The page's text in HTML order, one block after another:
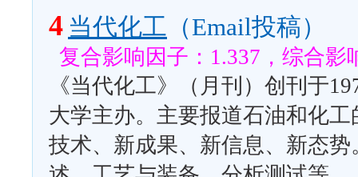
4 当代化工 （Email投稿）
复合影响因子：1.337，综合影
《当代化工》（月刊）创刊于
大学主办。主要报道石油和化
技术、新成果、新信息、新态